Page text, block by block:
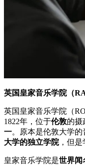
英国皇家音乐学院（
英国皇家音乐学院（
1822年，位于伦敦的摄
一。原本是伦敦大学
大学的独立学院，但是
皇家音乐学院是世界闻